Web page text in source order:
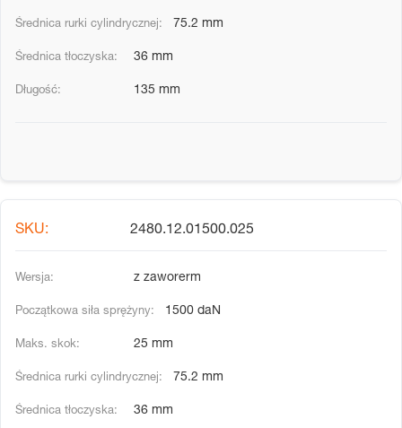
75.2 mm
36 mm
135 mm
2480.12.01500.025
z zaworerm
1500 daN
25 mm
75.2 mm
36 mm